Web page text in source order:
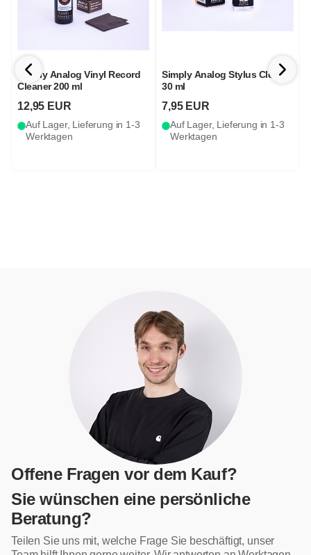
Simply Analog Vinyl Record
Cleaner 200 ml
12,95 EUR
Auf Lager, Lieferung in 1-3
Werktagen
Simply Analog Stylus Cleaner
30 ml
7,95 EUR
Auf Lager, Lieferung in 1-3
Werktagen
Offene Fragen vor dem Kauf?
Sie wünschen eine persönliche
Beratung?
Teilen Sie uns mit, welche Frage Sie beschäftigt, unser